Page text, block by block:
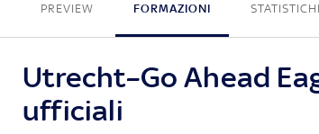
PREVIEW FORMAZIONI
Utrecht–Go Ahead
ufficiali